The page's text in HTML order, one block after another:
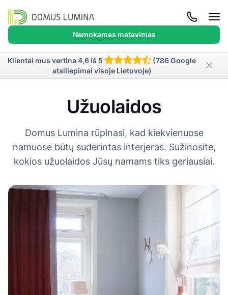
Nemokamas matavimas
Klientai mus vertina 4,6 iš 5
(786 Google
atsiliepimai visoje Lietuvoje)
Užuolaidos
Domus Lumina rūpinasi, kad kiekvienuose
namuose būtų suderintas interjeras. Sužinosite,
kokios užuolaidos Jūsų namams tiks geriausiai.